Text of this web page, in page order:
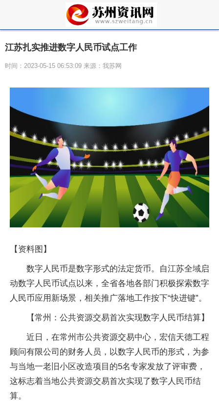
江苏扎实推进数字人民币试点工作
时间：2023-05-15 06:53:09 来源：我苏网
【资料图】
数字人民币是数字形式的法定货币。自江苏全域启
动数字人民币试点以来，全省各地各部门积极探索数字
人民币应用新场景，相关推广落地工作按下“快进键”。
【常州：公共资源交易首次实现数字人民币结算】
近日，在常州市公共资源交易中心，宏信天德工程
顾问有限公司的财务人员，以数字人民币的形式，为参
与当地一老旧小区改造项目的5名专家发放了评审费，
这标志着当地公共资源交易首次实现了数字人民币结
算。